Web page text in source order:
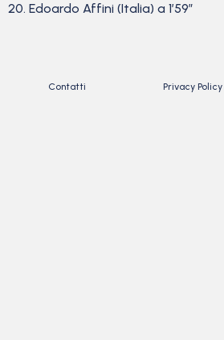
20. Edoardo Affini (Italia) a 1’59”
Contatti Privacy Policy